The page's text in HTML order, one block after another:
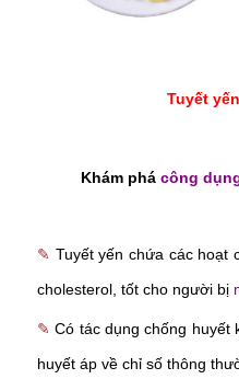
Tuyết
Khám phá công
✎ Tuyết yến chứa các hoạt
cholesterol, tốt cho người bị
✎Có tác dụng chống huyết
huyết áp về chỉ số thông